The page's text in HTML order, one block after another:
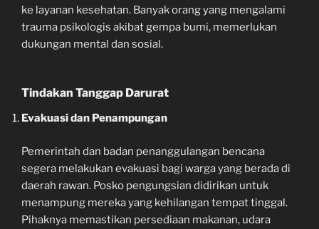
ke layanan kesehatan. Banyak orang yang mengalami
trauma psikologis akibat gempa bumi, memerlukan
dukungan mental dan sosial.
Tindakan Tanggap Darurat
Evakuasi dan Penampungan
Pemerintah dan badan penanggulangan bencana
segera melakukan evakuasi bagi warga yang berada di
daerah rawan. Posko pengungsian didirikan untuk
menampung mereka yang kehilangan tempat tinggal.
Pihaknya memastikan persediaan makanan, udara